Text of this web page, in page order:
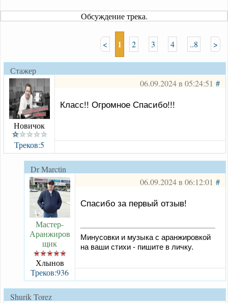
Обсуждение трека.
< 1 2 3 4 ..8 >
Стажер
06.09.2024 в 05:24:51#
Новичок
Треков:5
Класс!! Огромное Спасибо!!!
Dr Marctin
06.09.2024 в 06:12:01#
Мастер-
Аранжиров
щик
Хлынов
Треков:936
Спасибо за первый отзыв!
Минусовки и музыка с аранжировкой
на ваши стихи - пишите в личку.
Shurik Torez